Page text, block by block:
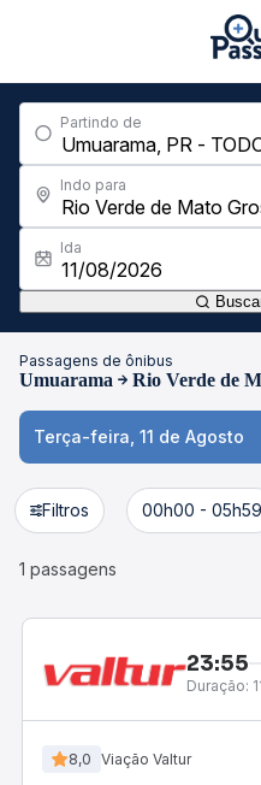
Partindo de
Indo para
Ida
Passagens de ônibus
Umuarama Rio Verde de
Terça-feira, 11 de Agosto
Filtros 00h00 - 05h59
1 passagens
23:55
Duração:
8,0 Viação Valtur